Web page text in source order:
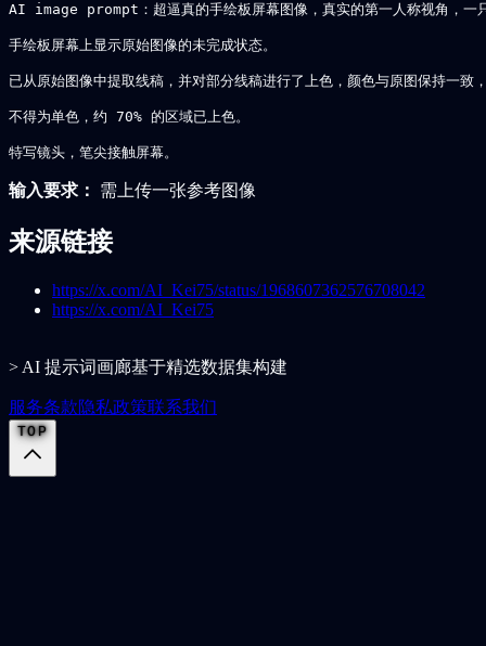
AI image prompt：超逼真的手绘板屏幕图像，真实的第一人称视角，一
手绘板屏幕上显示原始图像的未完成状态。
已从原始图像中提取线稿，并对部分线稿进行了上色，颜色与原图保持一致
不得为单色，约 70% 的区域已上色。
特写镜头，笔尖接触屏幕。
输入要求： 需上传一张参考图像
来源链接
https://x.com/AI_Kei75/status/1968607362576708042
https://x.com/AI_Kei75
> AI 提示词画廊基于精选数据集构建
服务条款隐私政策联系我们
TOP